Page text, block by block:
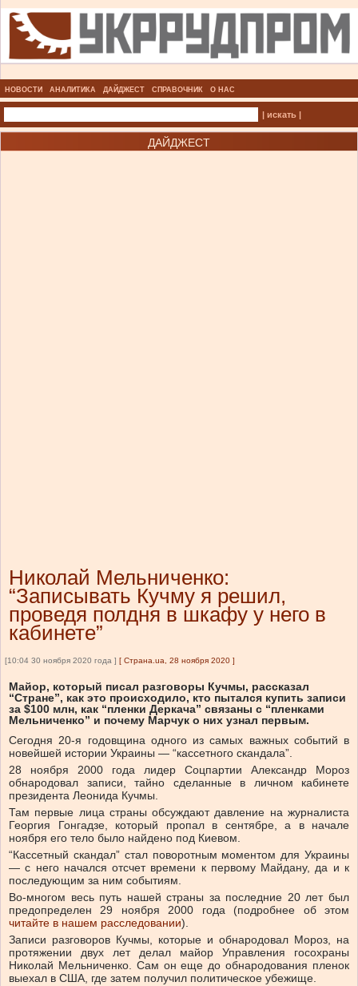
НОВОСТИ АНАЛИТИКА ДАЙДЖЕСТ СПРАВОЧНИК О НАС
| искать |
ДАЙДЖЕСТ
Николай Мельниченко:
“Записывать Кучму я решил,
проведя полдня в шкафу у него в
кабинете”
[10:04 30 ноября 2020 года ] [ Страна.ua, 28 ноября 2020 ]
Майор, который писал разговоры Кучмы, рассказал
“Стране”, как это происходило, кто пытался купить записи
за $100 млн, как “пленки Деркача” связаны с “пленками
Мельниченко” и почему Марчук о них узнал первым.
Сегодня 20-я годовщина одного из самых важных событий в
новейшей истории Украины — “кассетного скандала”.
28 ноября 2000 года лидер Соцпартии Александр Мороз
обнародовал записи, тайно сделанные в личном кабинете
президента Леонида Кучмы.
Там первые лица страны обсуждают давление на журналиста
Георгия Гонгадзе, который пропал в сентябре, а в начале
ноября его тело было найдено под Киевом.
“Кассетный скандал” стал поворотным моментом для Украины
— с него начался отсчет времени к первому Майдану, да и к
последующим за ним событиям.
Во-многом весь путь нашей страны за последние 20 лет был
предопределен 29 ноября 2000 года (подробнее об этом
читайте в нашем расследовании).
Записи разговоров Кучмы, которые и обнародовал Мороз, на
протяжении двух лет делал майор Управления госохраны
Николай Мельниченко. Сам он еще до обнародования пленок
выехал в США, где затем получил политическое убежище.